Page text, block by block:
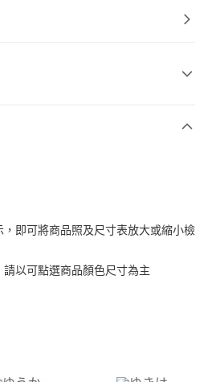
即可將商品照及尺寸表放大或縮小檢
以可點選商品顏色尺寸為主